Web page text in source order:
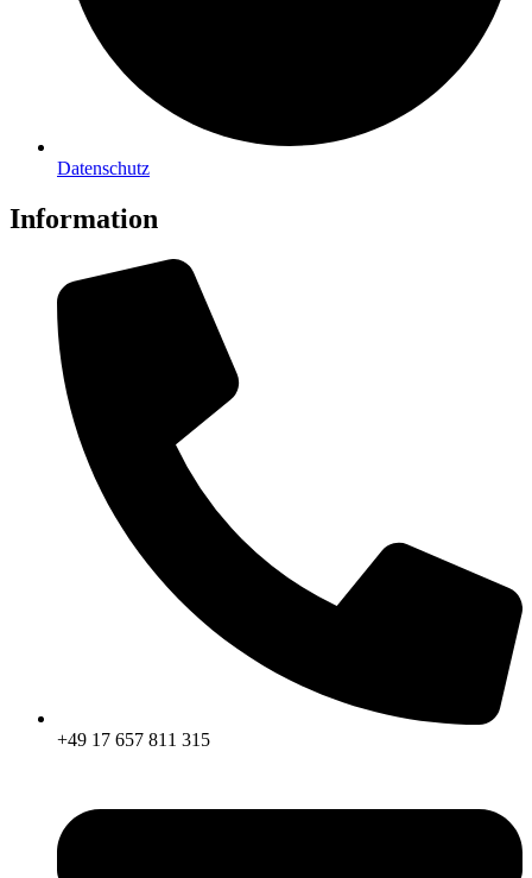
Datenschutz
Information
+49 17 657 811 315